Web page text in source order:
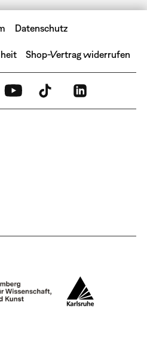
Datenschutz
Shop-Vertrag widerrufen